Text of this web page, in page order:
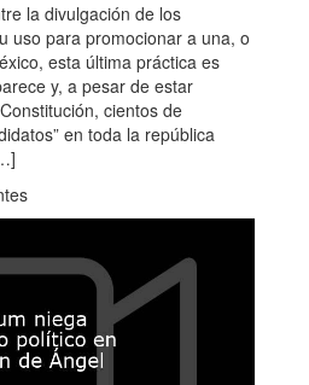
la divulgación de los
uso para promocionar a una, o
esta última práctica es
y, a pesar de estar
cientos de
en toda la república